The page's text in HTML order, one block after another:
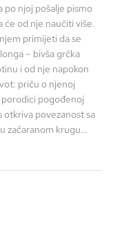
po njoj pošalje pismo
će od nje naučiti više.
primijeti da se
– bivša grčka
i od nje napokon
priču o njenoj
pogođenoj
povezanost sa
začaranom krugu…